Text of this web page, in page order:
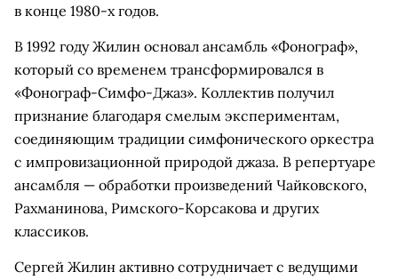
в конце 1980-х годов.
В 1992 году Жилин основал ансамбль «Фонограф»,
который со временем трансформировался в
«Фонограф-Симфо-Джаз». Коллектив получил
признание благодаря смелым экспериментам,
соединяющим традиции симфонического оркестра
с импровизационной природой джаза. В репертуаре
ансамбля — обработки произведений Чайковского,
Рахманинова, Римского-Корсакова и других
классиков.
Сергей Жилин активно сотрудничает с ведущими